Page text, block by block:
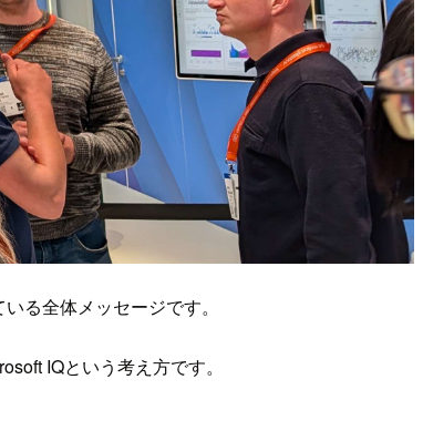
る全体メッセージです。
IQという考え方です。